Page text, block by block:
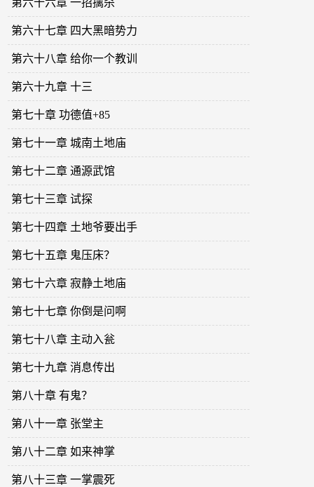
第六十六章 一招擒杀
第六十七章 四大黑暗势力
第六十八章 给你一个教训
第六十九章 十三
第七十章 功德值+85
第七十一章 城南土地庙
第七十二章 通源武馆
第七十三章 试探
第七十四章 土地爷要出手
第七十五章 鬼压床？
第七十六章 寂静土地庙
第七十七章 你倒是问啊
第七十八章 主动入瓮
第七十九章 消息传出
第八十章 有鬼？
第八十一章 张堂主
第八十二章 如来神掌
第八十三章 一掌震死